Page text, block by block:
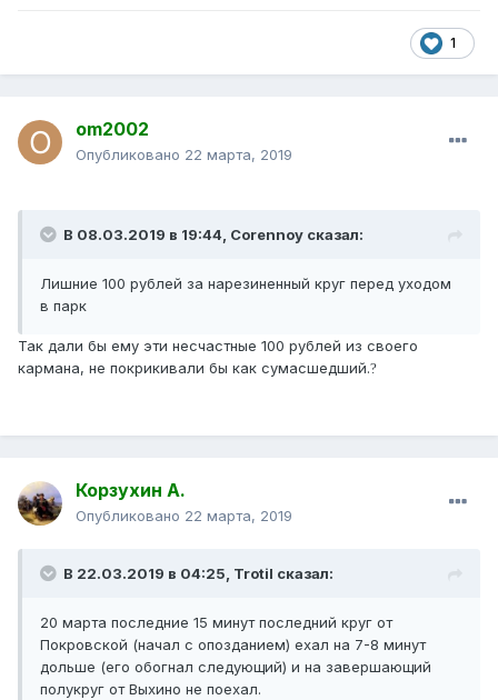
1
om2002
Опубликовано 22 марта, 2019
В 08.03.2019 в 19:44, Corennoy сказал:
Лишние 100 рублей за нарезиненный круг перед уходом
в парк
Так дали бы ему эти несчастные 100 рублей из своего
кармана, не покрикивали бы как сумасшедший.?
Корзухин А.
Опубликовано 22 марта, 2019
В 22.03.2019 в 04:25, Trotil сказал:
20 марта последние 15 минут последний круг от
Покровской (начал с опозданием) ехал на 7-8 минут
дольше (его обогнал следующий) и на завершающий
полукруг от Выхино не поехал.